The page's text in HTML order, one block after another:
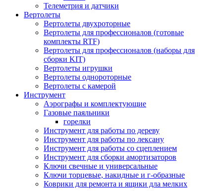
Телеметрия и датчики
Вертолеты
Вертолеты двухроторные
Вертолеты для профессионалов (готовые
комплекты RTF)
Вертолеты для профессионалов (наборы для
сборки KIT)
Вертолеты игрушки
Вертолеты однороторные
Вертолеты с камерой
Инструмент
Аэрографы и комплектующие
Газовые паяльники
горелки
Инструмент для работы по дереву
Инструмент для работы по лексану
Инструмент для работы со сцеплением
Инструмент для сборки амортизаторов
Ключи свечные и универсальные
Ключи торцевые, накидные и г-образные
Коврики для ремонта и ящики дла мелких